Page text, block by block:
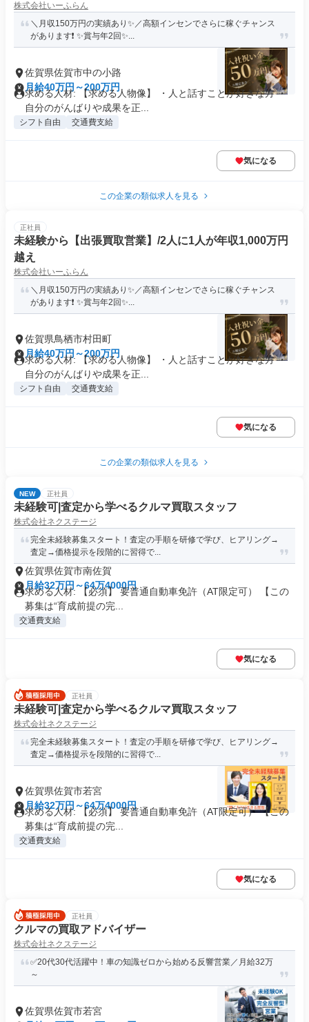
株式会社いーふらん
＼月収150万円の実績あり✨／高額インセンでさらに稼ぐチャンス
があります❗ ✨賞与年2回✨...
佐賀県佐賀市中の小路
月給40万円～200万円
求める人材: 【求める人物像】 ・人と話すことが好きな方 ・
自分のがんばりや成果を正...
シフト自由 交通費支給
気になる
この企業の類似求人を見る
正社員
未経験から【出張買取営業】/2人に1人が年収1,000万円
越え
株式会社いーふらん
＼月収150万円の実績あり✨／高額インセンでさらに稼ぐチャンス
があります❗ ✨賞与年2回✨...
佐賀県鳥栖市村田町
月給40万円～200万円
求める人材: 【求める人物像】 ・人と話すことが好きな方 ・
自分のがんばりや成果を正...
シフト自由 交通費支給
気になる
この企業の類似求人を見る
NEW 正社員
未経験可|査定から学べるクルマ買取スタッフ
株式会社ネクステージ
完全未経験募集スタート！査定の手順を研修で学び、ヒアリング→
査定→価格提示を段階的に習得で...
佐賀県佐賀市南佐賀
月給32万円～64万4000円
求める人材: 【必須】 要普通自動車免許（AT限定可） 【この
募集は“育成前提の完...
交通費支給
気になる
正社員
未経験可|査定から学べるクルマ買取スタッフ
株式会社ネクステージ
完全未経験募集スタート！査定の手順を研修で学び、ヒアリング→
査定→価格提示を段階的に習得で...
佐賀県佐賀市若宮
月給32万円～64万4000円
求める人材: 【必須】 要普通自動車免許（AT限定可） 【この
募集は“育成前提の完...
交通費支給
気になる
正社員
クルマの買取アドバイザー
株式会社ネクステージ
✅20代30代活躍中！車の知識ゼロから始める反響営業／月給32万
～
佐賀県佐賀市若宮